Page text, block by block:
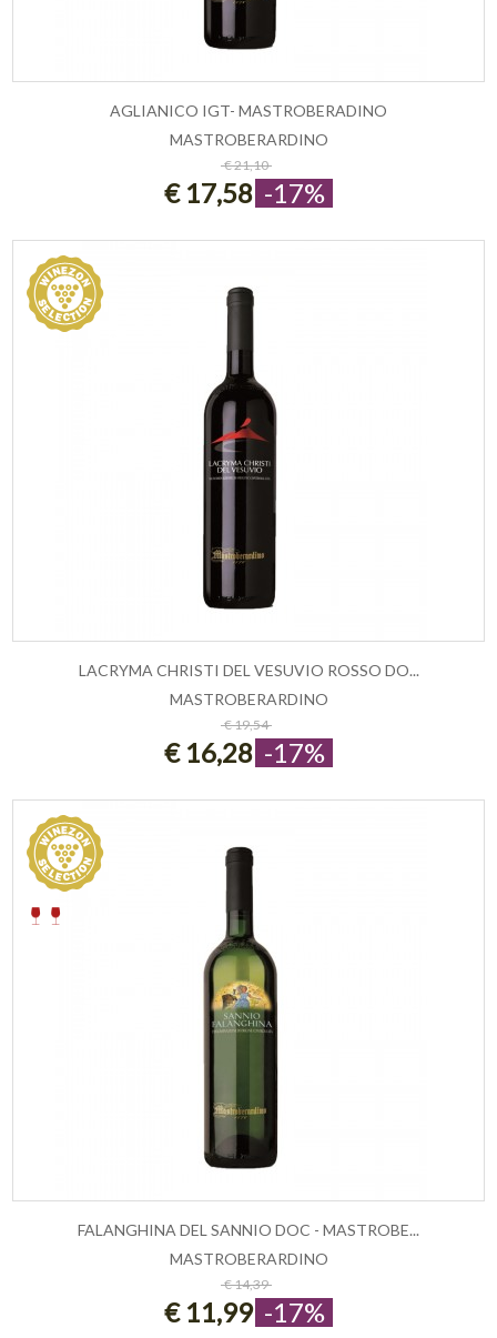
ESAURITO
AGLIANICO IGT- MASTROBERADINO
MASTROBERARDINO
€ 21,10
€ 17,58 -17%
ESAURITO
LACRYMA CHRISTI DEL VESUVIO ROSSO DO...
MASTROBERARDINO
€ 19,54
€ 16,28 -17%
ESAURITO
FALANGHINA DEL SANNIO DOC - MASTROBE...
MASTROBERARDINO
€ 14,39
€ 11,99 -17%